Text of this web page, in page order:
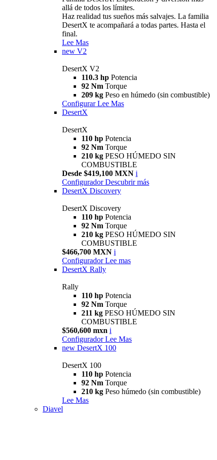
allá de todos los límites.
Haz realidad tus sueños más salvajes. La familia
DesertX te acompañará a todas partes. Hasta el
final.
Lee Mas
new V2
DesertX V2
110.3 hp Potencia
92 Nm Torque
209 kg Peso en húmedo (sin combustible)
Configurar Lee Mas
DesertX
DesertX
110 hp Potencia
92 Nm Torque
210 kg PESO HÚMEDO SIN
COMBUSTIBLE
Desde $419,100 MXN i
Configurador Descubrir más
DesertX Discovery
DesertX Discovery
110 hp Potencia
92 Nm Torque
210 kg PESO HÚMEDO SIN
COMBUSTIBLE
$466,700 MXN i
Configurador Lee mas
DesertX Rally
Rally
110 hp Potencia
92 Nm Torque
211 kg PESO HÚMEDO SIN
COMBUSTIBLE
$560,600 mxn i
Configurador Lee Mas
new DesertX 100
DesertX 100
110 hp Potencia
92 Nm Torque
210 kg Peso húmedo (sin combustible)
Lee Mas
Diavel